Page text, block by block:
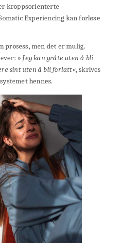
kroppsorienterte
Experiencing kan forløse
prosess, men det er mulig.
» Jeg kan gråte uten å bli
sint uten å bli forlatt«, skrives
hennes.